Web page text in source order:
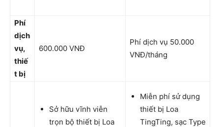
Phí
dịch
vụ,
thiế
t bị
600.000 VNĐ
Phí dịch vụ 50.000
VNĐ/tháng
Sở hữu vĩnh viễn
trọn bộ thiết bị Loa
Miễn phí sử dụng
thiết bị Loa
TingTing, sạc Type